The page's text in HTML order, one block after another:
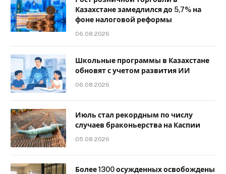
Казахстане замедлился до 5,7% на
фоне налоговой реформы
06.08.2026
Школьные программы в Казахстане
обновят с учетом развития ИИ
06.08.2026
Июль стал рекордным по числу
случаев браконьерства на Каспии
05.08.2026
Более 1300 осужденных освобождены